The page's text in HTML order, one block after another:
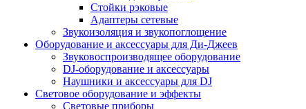
Стойки рэковые
Адаптеры сетевые
Звукоизоляция и звукопоглощение
Оборудование и аксессуары для Ди-Джеев
Звуковоспроизводящее оборудование
DJ-оборудование и аксессуары
Наушники и аксессуары для DJ
Световое оборудование и эффекты
Световые приборы